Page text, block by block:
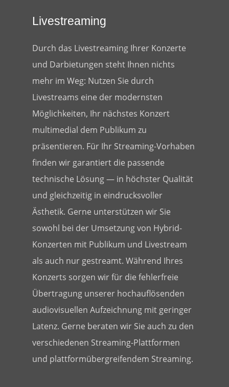
Livestreaming
Durch das Livestreaming Ihrer Konzerte
und Darbietungen steht Ihnen nichts
mehr im Weg: Nutzen Sie durch
Livestreams eine der modernsten
Möglichkeiten, Ihr nächstes Konzert
multimedial dem Publikum zu
präsentieren. Für Ihr Streaming-Vorhaben
finden wir garantiert die passende
technische Lösung — in höchster Qualität
und gleichzeitig in eindrucksvoller
Ästhetik. Gerne unterstützen wir Sie
sowohl bei der Umsetzung von Hybrid-
Konzerten mit Publikum und Livestream
als auch nur gestreamt. Während Ihres
Konzerts sorgen wir für die fehlerfreie
Übertragung unserer hochauflösenden
audiovisuellen Aufzeichnung mit geringer
Latenz. Gerne beraten wir Sie auch zu den
verschiedenen Streaming-Plattformen
und plattformübergreifendem Streaming.